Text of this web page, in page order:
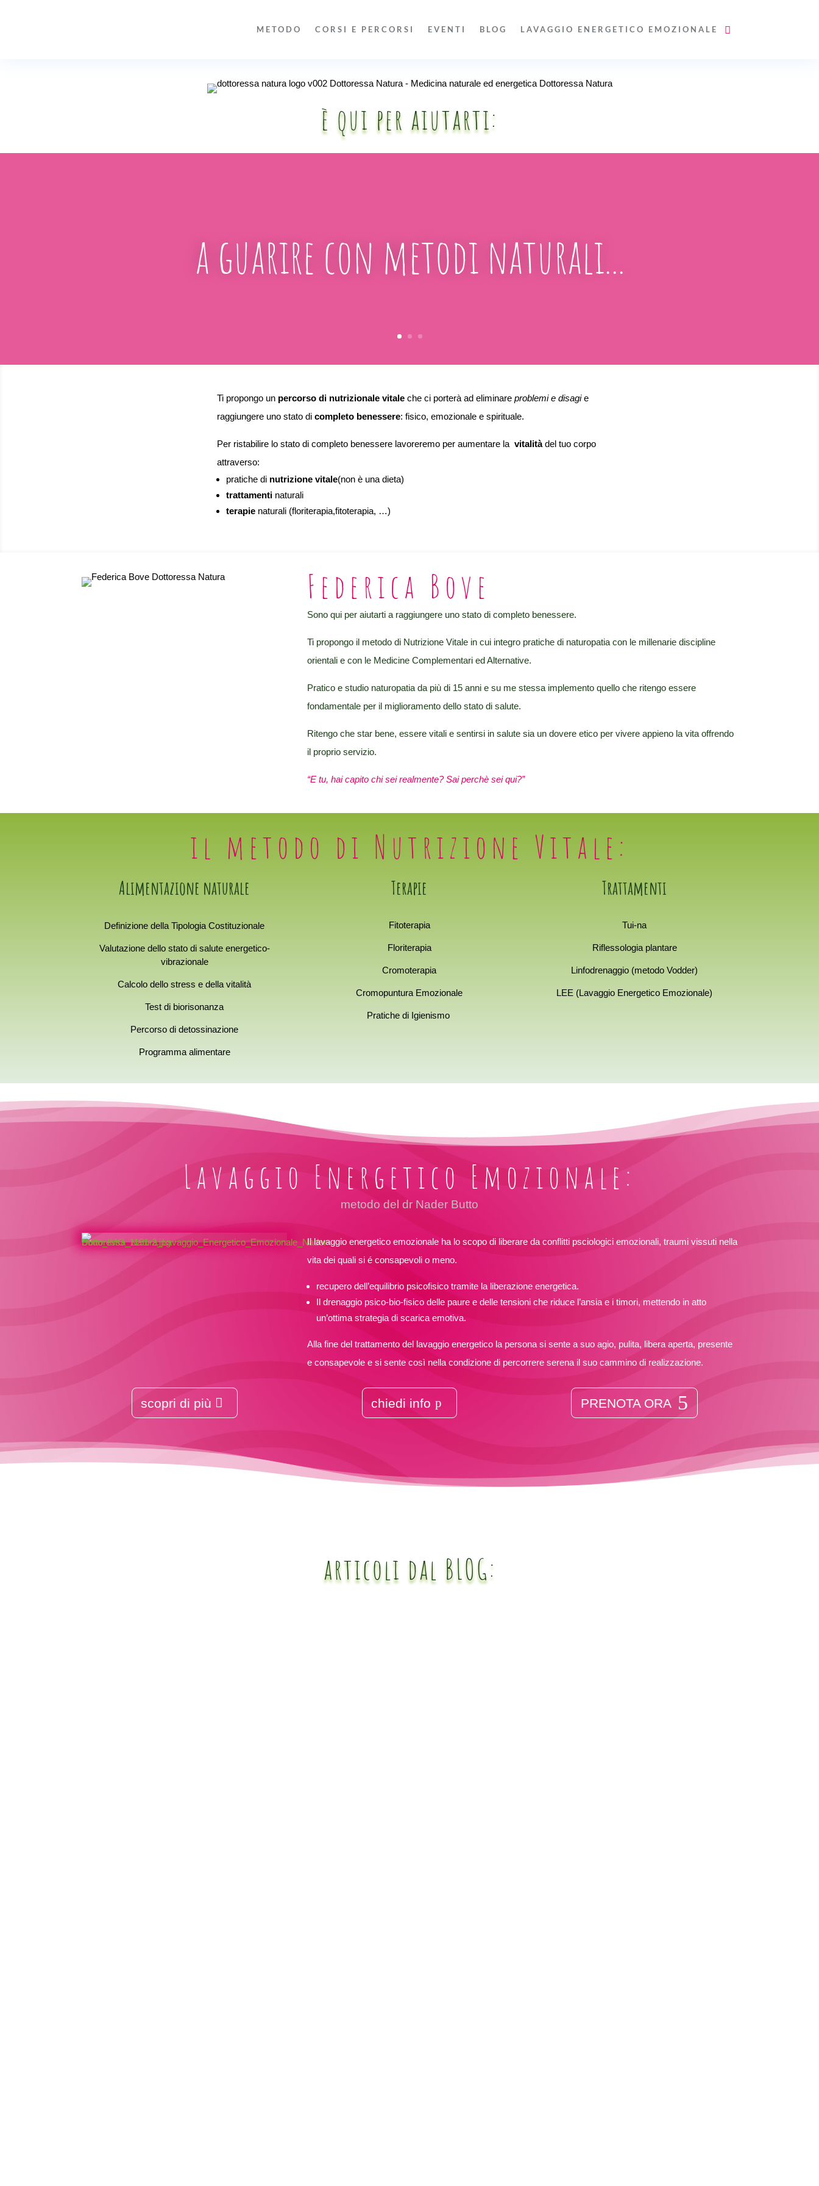
METODO CORSI E PERCORSI EVENTI BLOG LAVAGGIO ENERGETICO EMOZIONALE
è qui per aiutarti:
a guarire con metodi naturali...
Ti propongo un percorso di nutrizionale vitaleche ci porterà ad eliminare problemi e disagie
raggiungere uno stato di completo benessere: fisico, emozionale e spirituale.
Per ristabilire lo stato di completo benessere lavoreremo per aumentare la vitalitàdel tuo corpo
attraverso:
pratiche di nutrizione vitale(non è una dieta)
trattamentinaturali
terapienaturali (floriterapia,fitoterapia, …)
Federica Bove
Sono qui per aiutarti a raggiungere uno stato di completo benessere.
Ti propongo il metodo di Nutrizione Vitale in cui integro pratiche di naturopatia con le millenarie discipline
orientali e con le Medicine Complementari ed Alternative.
Pratico e studio naturopatia da più di 15 anni e su me stessa implemento quello che ritengo essere
fondamentale per il miglioramento dello stato di salute.
Ritengo che star bene, essere vitali e sentirsi in salute sia un dovere etico per vivere appieno la vita offrendo
il proprio servizio.
“E tu, hai capito chi sei realmente?Sai perchè sei qui?”
il metodo di Nutrizione Vitale:
Alimentazione naturale
Definizione della Tipologia Costituzionale
Valutazione dello stato di salute energetico-
vibrazionale
Calcolo dello stress e della vitalità
Test di biorisonanza
Percorso di detossinazione
Programma alimentare
Terapie
Fitoterapia
Floriterapia
Cromoterapia
Cromopuntura Emozionale
Pratiche di Igienismo
Trattamenti
Tui-na
Riflessologia plantare
Linfodrenaggio (metodo Vodder)
LEE (Lavaggio Energetico Emozionale)
Lavaggio Energetico Emozionale:
metodo del dr Nader Butto
Il lavaggio energetico emozionale ha lo scopo di liberare da conflitti psciologici emozionali, traumi vissuti nella
vita dei quali si é consapevoli o meno.
recupero dell’equilibrio psicofisico tramite la liberazione energetica.
Il drenaggio psico-bio-fisico delle paure e delle tensioni che riduce l’ansia e i timori, mettendo in atto
un’ottima strategia di scarica emotiva.
Alla fine del trattamento del lavaggio energetico la persona si sente a suo agio, pulita, libera aperta, presente
e consapevole e si sente così nella condizione di percorrere serena il suo cammino di realizzazione.
scopri di più chiedi info PRENOTA ORA
articoli dal BLOG: